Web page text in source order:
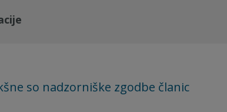
so nadzorniške zgodbe članic